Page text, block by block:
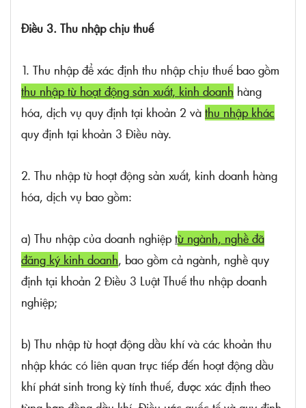
Điều 3. Thu nhập chịu thuế
1. Thu nhập để xác định thu nhập chịu thuế bao gồm
thu nhập từ hoạt động sản xuất, kinh doanh hàng
hóa, dịch vụ quy định tại khoản 2 và thu nhập khác
quy định tại khoản 3 Điều này.
2. Thu nhập từ hoạt động sản xuất, kinh doanh hàng
hóa, dịch vụ bao gồm:
a) Thu nhập của doanh nghiệp từ ngành, nghề đã
đăng ký kinh doanh, bao gồm cả ngành, nghề quy
định tại khoản 2 Điều 3 Luật Thuế thu nhập doanh
nghiệp;
b) Thu nhập từ hoạt động dầu khí và các khoản thu
nhập khác có liên quan trực tiếp đến hoạt động dầu
khí phát sinh trong kỳ tính thuế, được xác định theo